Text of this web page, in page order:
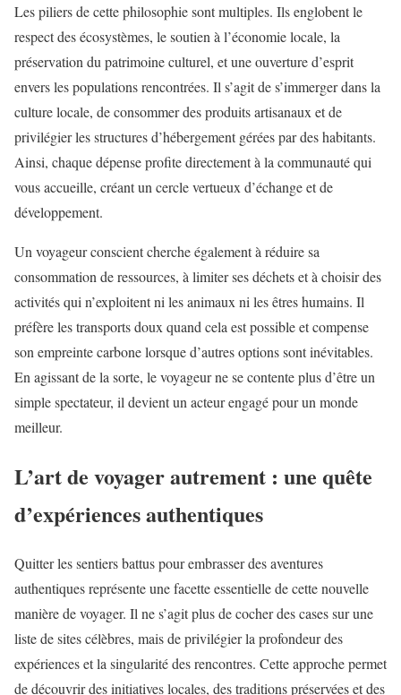
Les piliers de cette philosophie sont multiples. Ils englobent le
respect des écosystèmes, le soutien à l’économie locale, la
préservation du patrimoine culturel, et une ouverture d’esprit
envers les populations rencontrées. Il s’agit de s’immerger dans la
culture locale, de consommer des produits artisanaux et de
privilégier les structures d’hébergement gérées par des habitants.
Ainsi, chaque dépense profite directement à la communauté qui
vous accueille, créant un cercle vertueux d’échange et de
développement.
Un voyageur conscient cherche également à réduire sa
consommation de ressources, à limiter ses déchets et à choisir des
activités qui n’exploitent ni les animaux ni les êtres humains. Il
préfère les transports doux quand cela est possible et compense
son empreinte carbone lorsque d’autres options sont inévitables.
En agissant de la sorte, le voyageur ne se contente plus d’être un
simple spectateur, il devient un acteur engagé pour un monde
meilleur.
L’art de voyager autrement : une quête
d’expériences authentiques
Quitter les sentiers battus pour embrasser des aventures
authentiques représente une facette essentielle de cette nouvelle
manière de voyager. Il ne s’agit plus de cocher des cases sur une
liste de sites célèbres, mais de privilégier la profondeur des
expériences et la singularité des rencontres. Cette approche permet
de découvrir des initiatives locales, des traditions préservées et des